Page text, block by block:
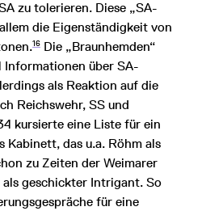
zu tolerieren. Diese „SA-
die Eigenständigkeit von
16 Die „Braunhemden“
Informationen über SA-
als Reaktion auf die
Reichswehr, SS und
kursierte eine Liste für ein
Kabinett, das u.a. Röhm als
zu Zeiten der Weimarer
geschickter Intrigant. So
für eine